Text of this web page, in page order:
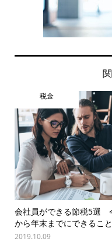
税金
会社員ができる節税5選
から年末までにできること
2019.10.09